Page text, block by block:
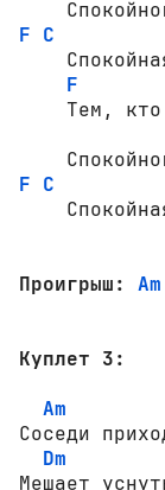
F C
F
Тем,
F C
Проигрыш:
Куплет 3:
Am
Соседи
Dm